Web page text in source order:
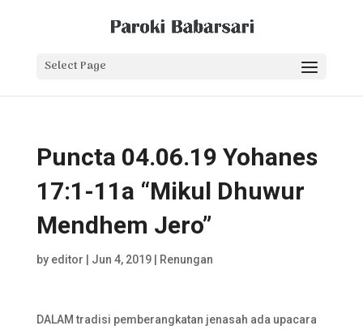
Select Page
Puncta 04.06.19 Yohanes
17:1-11a “Mikul Dhuwur
Mendhem Jero”
by editor Jun 4, 2019| Renungan
DALAM tradisi pemberangkatan jenasah ada upacara